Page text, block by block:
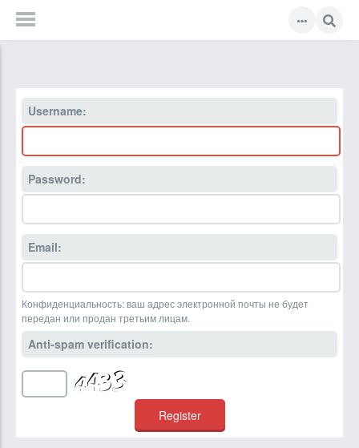
Username:
Password:
Email:
Конфиденциальность: ваш адрес электронной почты не будет
передан или продан третьим лицам.
Anti-spam verification: